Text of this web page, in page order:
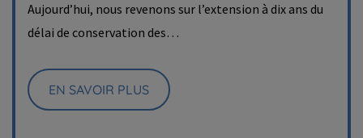
Aujourd’hui, nous revenons sur l’extension à dix ans du
délai de conservation des…
EN SAVOIR PLUS